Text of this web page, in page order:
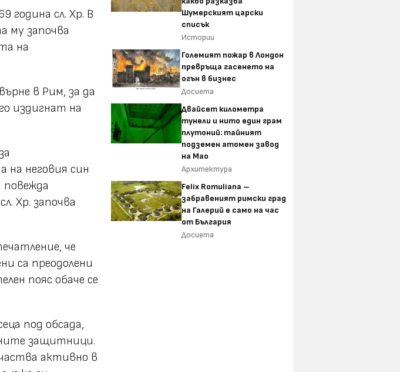
година сл. Хр. В
му започва
на
в Рим, за да
издигнат на
на неговия син
Хр. започва
че
са преодолени
пояс обаче се
под обсада,
защитници.
активно в
Шумерският царски
списък
Истории
Големият пожар в Лондон
превръща гасенето на
огън в бизнес
Досиета
Двайсет километра
тунели и нито един грам
плутоний: тайният
подземен атомен завод
на Мао
Архитектура
Felix Romuliana –
забравеният римски град
на Галерий е само на час
от България
Досиета